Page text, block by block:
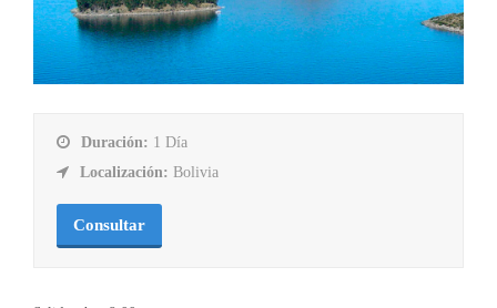
Duración: 1 Día
Localización: Bolivia
Consultar